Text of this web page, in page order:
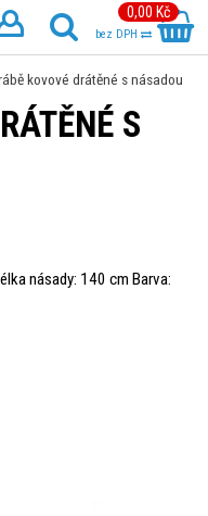
0,00 Kč
bez DPH
kovové drátěné s násadou
S
násady: 140 cm Barva: